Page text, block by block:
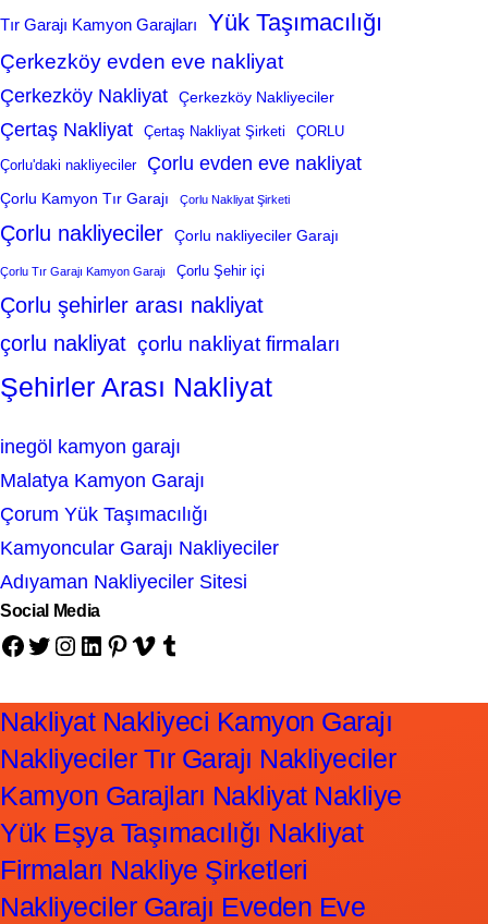
Tır Garajı Kamyon Garajları Yük Taşımacılığı
Çerkezköy evden eve nakliyat
Çerkezköy Nakliyat Çerkezköy Nakliyeciler
Çertaş Nakliyat Çertaş Nakliyat Şirketi ÇORLU
Çorlu'daki nakliyeciler Çorlu evden eve nakliyat
Çorlu Kamyon Tır Garajı Çorlu Nakliyat Şirketi
Çorlu nakliyeciler Çorlu nakliyeciler Garajı
Çorlu Tır Garajı Kamyon Garajı Çorlu Şehir içi
Çorlu şehirler arası nakliyat
çorlu nakliyat çorlu nakliyat firmaları
Şehirler Arası Nakliyat
inegöl kamyon garajı
Malatya Kamyon Garajı
Çorum Yük Taşımacılığı
Kamyoncular Garajı Nakliyeciler
Adıyaman Nakliyeciler Sitesi
Social Media
Facebook Twitter Instagram LinkedIn Pinterest Vimeo Tumblr
Nakliyat Nakliyeci Kamyon Garajı
Nakliyeciler Tır Garajı Nakliyeciler
Kamyon Garajları Nakliyat Nakliye
Yük Eşya Taşımacılığı Nakliyat
Firmaları Nakliye Şirketleri
Nakliyeciler Garajı Eveden Eve